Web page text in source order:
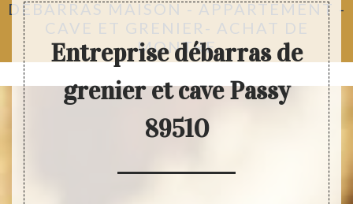
DÉBARRAS MAISON - APPARTEMENT -
CAVE ET GRENIER- ACHAT DE
MONTRE
Entreprise débarras de
grenier et cave Passy
89510